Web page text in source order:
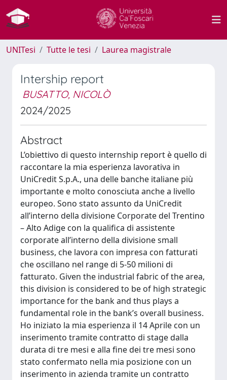
UNITesi Tutte le tesi Laurea magistrale
Intership report
BUSATTO, NICOLÒ
2024/2025
Abstract
L’obiettivo di questo internship report è quello di
raccontare la mia esperienza lavorativa in
UniCredit S.p.A., una delle banche italiane più
importante e molto conosciuta anche a livello
europeo. Sono stato assunto da UniCredit
all’interno della divisione Corporate del Trentino
– Alto Adige con la qualifica di assistente
corporate all’interno della divisione small
business, che lavora con impresa con fatturati
che oscillano nel range di 5-50 milioni di
fatturato. Given the industrial fabric of the area,
this division is considered to be of high strategic
importance for the bank and thus plays a
fundamental role in the bank’s overall business.
Ho iniziato la mia esperienza il 14 Aprile con un
inserimento tramite contratto di stage dalla
durata di tre mesi e alla fine dei tre mesi sono
stato confermato nella mia posizione con un
inserimento in azienda tramite un contratto